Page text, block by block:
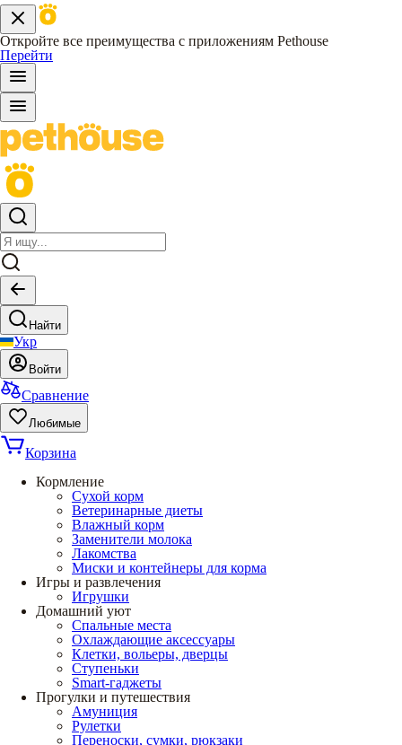
Откройте все преимущества с приложениям Pethouse
Перейти
Найти
Укр
Войти
Сравнение
Любимые
Корзина
Кормление
Сухой корм
Ветеринарные диеты
Влажный корм
Заменители молока
Лакомства
Миски и контейнеры для корма
Игры и развлечения
Игрушки
Домашний уют
Спальные места
Охлаждающие аксессуары
Клетки, вольеры, дверцы
Ступеньки
Smart-гаджеты
Прогулки и путешествия
Амуниция
Рулетки
Переноски, сумки, рюкзаки